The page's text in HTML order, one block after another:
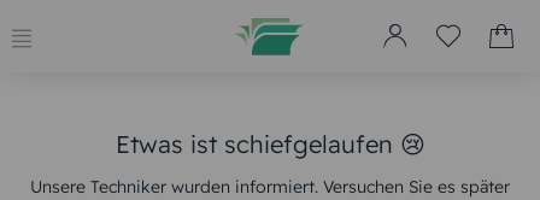
Etwas ist schiefgelaufen 😢
Unsere Techniker wurden informiert. Versuchen Sie es später